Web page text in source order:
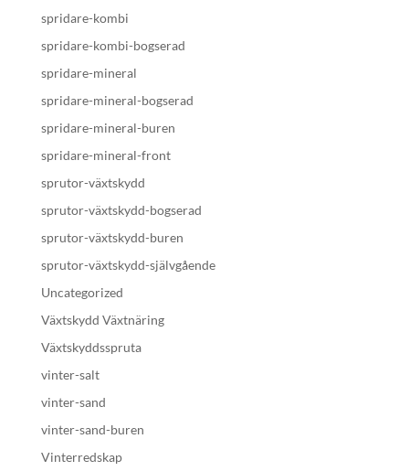
spridare-kombi
spridare-kombi-bogserad
spridare-mineral
spridare-mineral-bogserad
spridare-mineral-buren
spridare-mineral-front
sprutor-växtskydd
sprutor-växtskydd-bogserad
sprutor-växtskydd-buren
sprutor-växtskydd-självgående
Uncategorized
Växtskydd Växtnäring
Växtskyddsspruta
vinter-salt
vinter-sand
vinter-sand-buren
Vinterredskap